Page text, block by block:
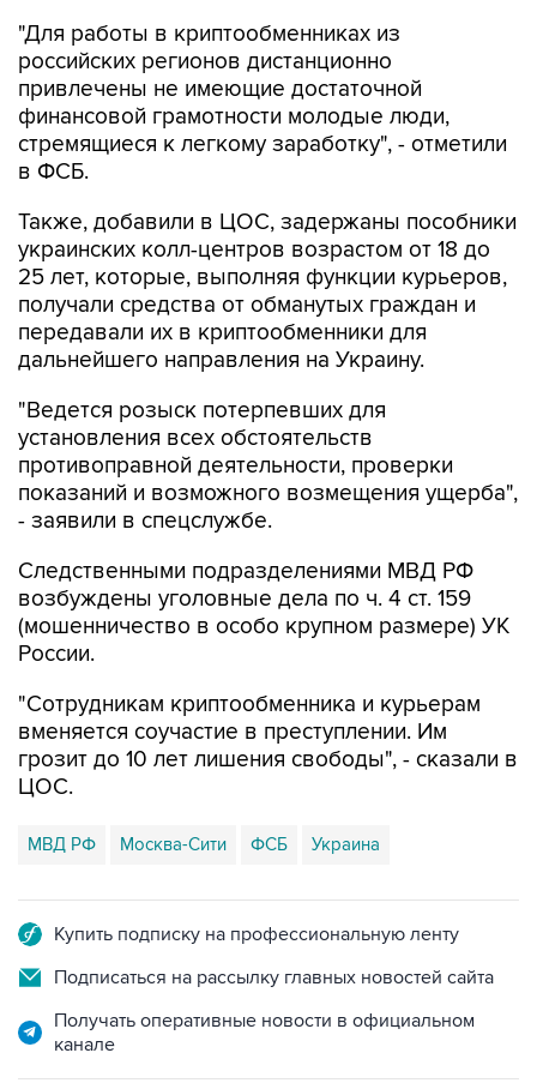
"Для работы в криптообменниках из
российских регионов дистанционно
привлечены не имеющие достаточной
финансовой грамотности молодые люди,
стремящиеся к легкому заработку", - отметили
в ФСБ.
Также, добавили в ЦОС, задержаны пособники
украинских колл-центров возрастом от 18 до
25 лет, которые, выполняя функции курьеров,
получали средства от обманутых граждан и
передавали их в криптообменники для
дальнейшего направления на Украину.
"Ведется розыск потерпевших для
установления всех обстоятельств
противоправной деятельности, проверки
показаний и возможного возмещения ущерба",
- заявили в спецслужбе.
Следственными подразделениями МВД РФ
возбуждены уголовные дела по ч. 4 ст. 159
(мошенничество в особо крупном размере) УК
России.
"Сотрудникам криптообменника и курьерам
вменяется соучастие в преступлении. Им
грозит до 10 лет лишения свободы", - сказали в
ЦОС.
МВД РФ Москва-Сити ФСБ Украина
Купить подписку на профессиональную ленту
Подписаться на рассылку главных новостей сайта
Получать оперативные новости в официальном
канале